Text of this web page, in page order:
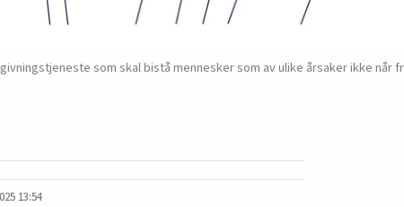
som skal bistå mennesker som av ulike årsaker ikke når
13:54